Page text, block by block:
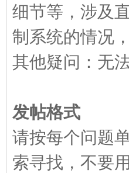
VL
细节等，涉及
制系统的情况
其他疑问：无
发帖格式
请按每个问题
索寻找，不要